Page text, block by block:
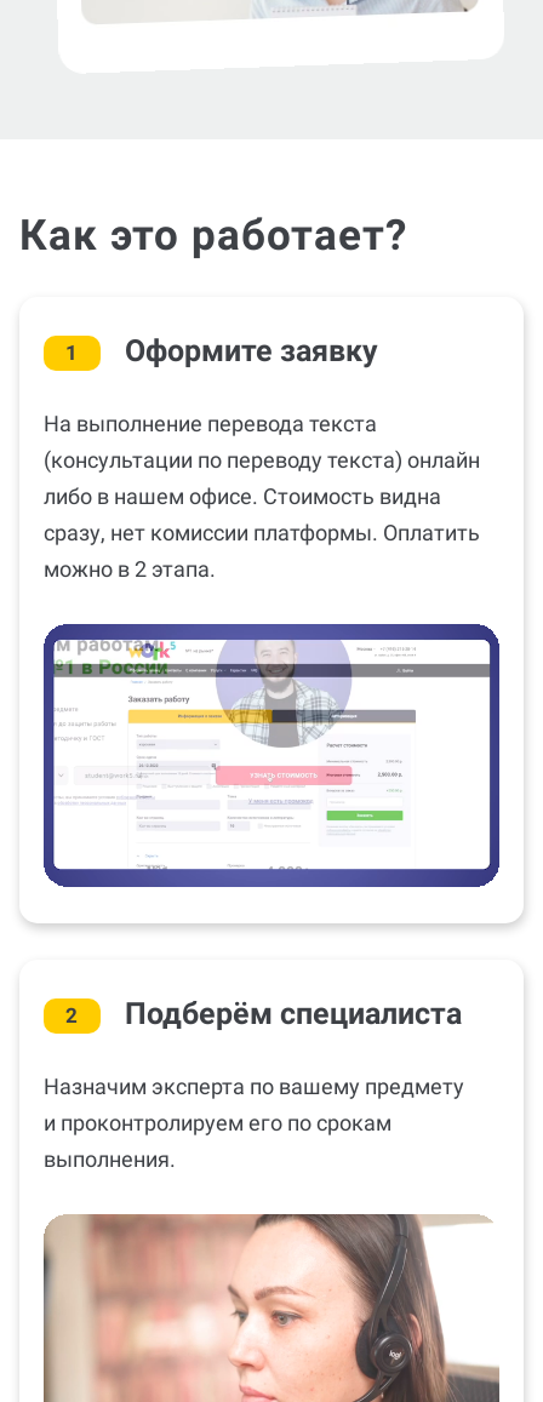
Как это работает?
1 Оформите заявку
На выполнение перевода текста
(консультации по переводу текста) онлайн
либо в нашем офисе. Стоимость видна
сразу, нет комиссии платформы. Оплатить
можно в 2 этапа.
2 Подберём специалиста
Назначим эксперта по вашему предмету
и проконтролируем его по срокам
выполнения.